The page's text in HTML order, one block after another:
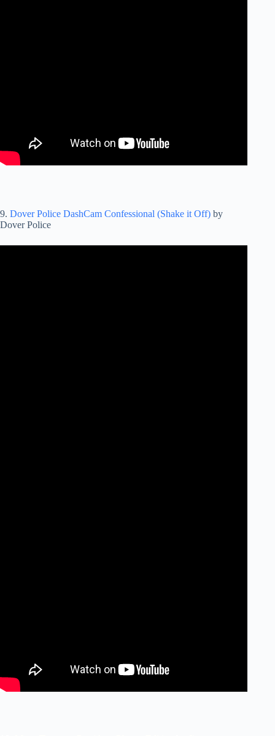
9. Dover Police DashCam Confessional (Shake it Off) by
Dover Police